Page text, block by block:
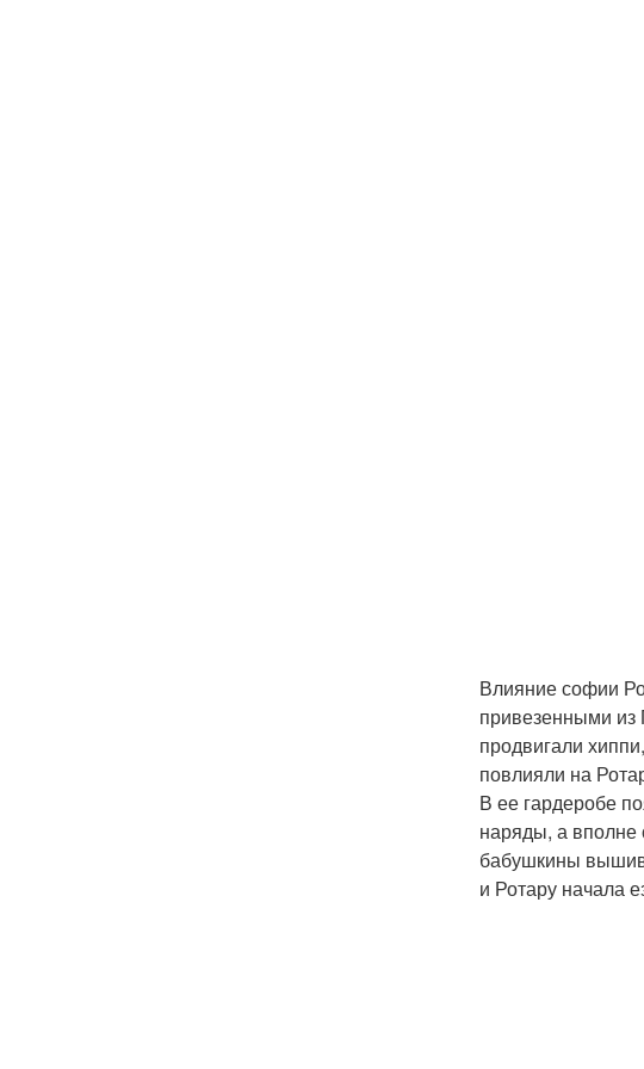
Влияние софии
привезенными из
продвигали
повлияли на
В ее гардеробе
наряды, а
бабушкины
и Ротару начала